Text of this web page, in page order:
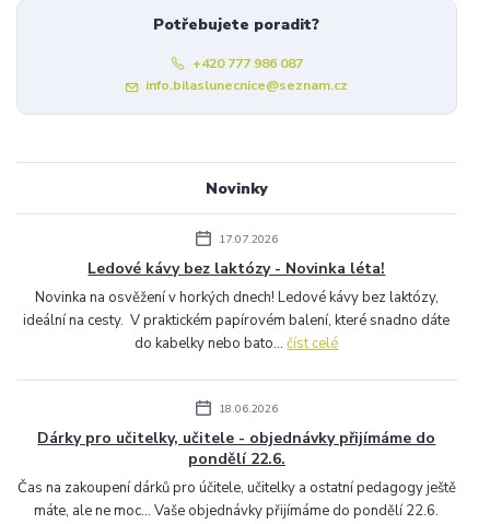
Potřebujete poradit?
+420 777 986 087
info.bilaslunecnice@seznam.cz
Novinky
17.07.2026
Ledové kávy bez laktózy - Novinka léta!
Novinka na osvěžení v horkých dnech! Ledové kávy bez laktózy,
ideální na cesty. V praktickém papírovém balení, které snadno dáte
do kabelky nebo bato...číst celé
18.06.2026
Dárky pro učitelky, učitele - objednávky přijímáme do
pondělí 22.6.
Čas na zakoupení dárků pro účitele, učitelky a ostatní pedagogy ještě
máte, ale ne moc... Vaše objednávky přijímáme do pondělí 22.6.